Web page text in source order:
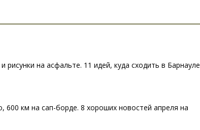
на асфальте. 11 идей, куда сходить в Барнауле
600 км на сап-борде. 8 хороших новостей апреля на